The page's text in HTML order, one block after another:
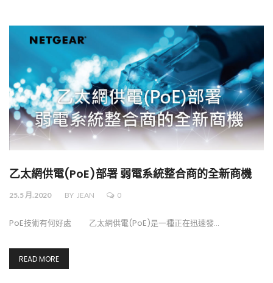
乙太網供電(PoE)部署 弱電系統整合商的全新商機
25.5 月.2020 BY JEAN 0
PoE技術有何好處 乙太網供電(PoE)是一種正在迅速發…
READ MORE